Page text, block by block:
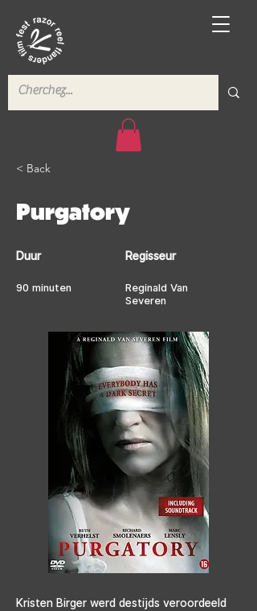
< Back
Purgatory
Duur
90 minuten
Regisseur
Reginald Van
Severen
Kristen Birger werd destijds veroordeeld